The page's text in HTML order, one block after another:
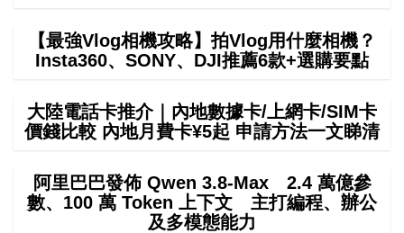
【最強Vlog相機攻略】拍Vlog用什麼相機？
Insta360、SONY、DJI推薦6款+選購要點
大陸電話卡推介｜內地數據卡/上網卡/SIM卡
價錢比較 內地月費卡¥5起 申請方法一文睇清
阿里巴巴發佈 Qwen 3.8-Max 2.4 萬億參
數、100 萬 Token 上下文 主打編程、辦公
及多模態能力